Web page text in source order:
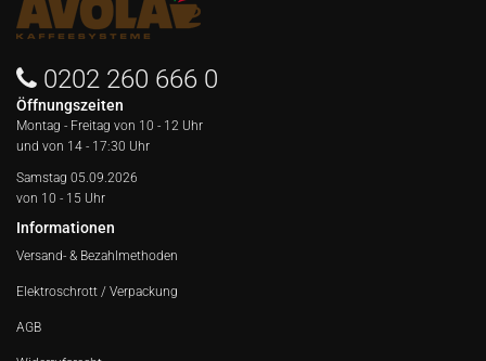
0202 260 666 0
Öffnungszeiten
Montag - Freitag von 10 - 12 Uhr
und von 14 - 17:30 Uhr
Samstag 05.09.2026
von 10 - 15 Uhr
Informationen
Versand- & Bezahlmethoden
Elektroschrott / Verpackung
AGB